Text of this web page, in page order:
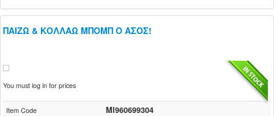
ΠΑΙΖΩ & ΚΟΛΛΑΩ ΜΠΟΜΠ Ο ΑΣΟΣ!
You must log in for prices
Item Code MI960699304